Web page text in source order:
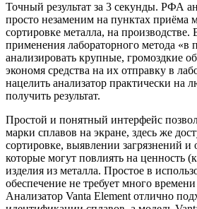
Точный результат за 3 секунды. РФА
просто незаменим на пунктах приёма
сортировке металла, на производстве.
применения лабораторного метода «в
анализировать крупные, громоздкие
экономя средства на их отправку в
нацелить анализатор практически на
получить результат.
Простой и понятный интерфейс
марки сплавов на экране, здесь же
сортировке, выявлении загрязнений и
которые могут повлиять на ценность
изделия из металла. Простое в
обеспечение не требует много
Анализатор Vanta Element отлично